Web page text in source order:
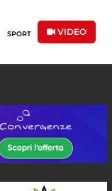
SPORT VIDEO